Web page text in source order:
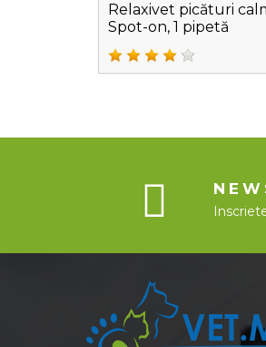
Relaxivet picături
Spot-on, 1 pipetă